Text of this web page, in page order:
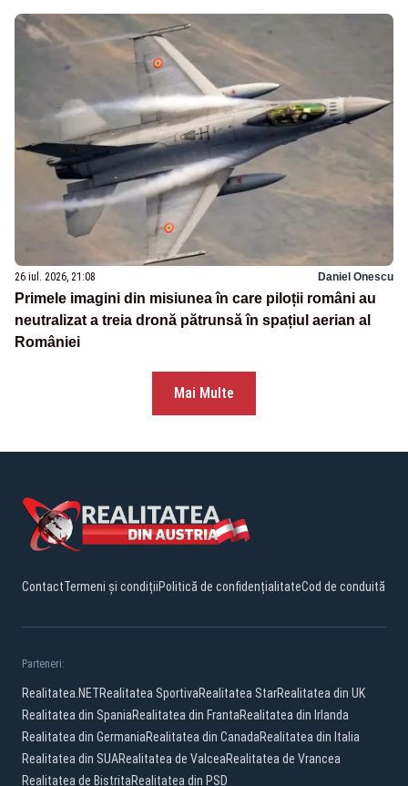
26 iul. 2026, 21:08 Daniel Onescu
Primele imagini din misiunea în care piloții români au
neutralizat a treia dronă pătrunsă în spațiul aerian al
României
Mai Multe
ContactTermeni și condițiiPolitică de confidențialitateCod de conduită
Parteneri:
Realitatea.NETRealitatea SportivaRealitatea StarRealitatea din UK
Realitatea din SpaniaRealitatea din FrantaRealitatea din Irlanda
Realitatea din GermaniaRealitatea din CanadaRealitatea din Italia
Realitatea din SUARealitatea de ValceaRealitatea de Vrancea
Realitatea de BistritaRealitatea din PSD